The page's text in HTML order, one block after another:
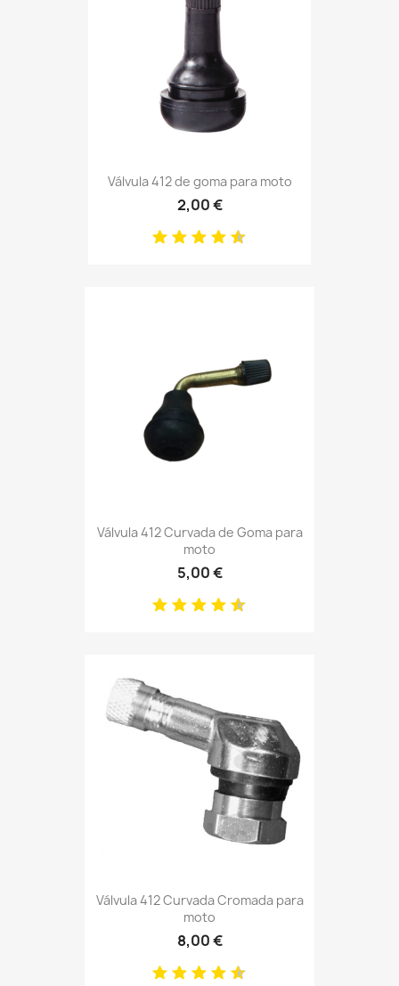
Válvula 412 de goma para moto
2,00 €
Válvula 412 Curvada de Goma para
moto
5,00 €
Válvula 412 Curvada Cromada para
moto
8,00 €